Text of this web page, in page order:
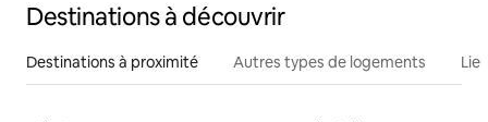
Destinations à découvrir
Destinations à proximité Autres types de logements